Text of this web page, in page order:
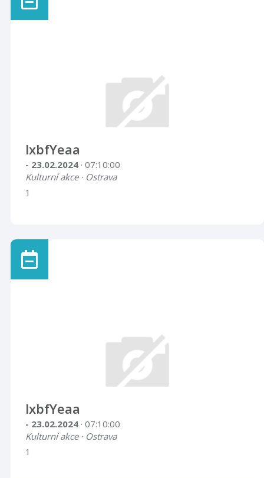
lxbfYeaa
- 23.02.2024 · 07:10:00
Kulturní akce · Ostrava
1
lxbfYeaa
- 23.02.2024 · 07:10:00
Kulturní akce · Ostrava
1